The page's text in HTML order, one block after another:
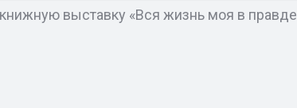
выставку «Вся жизнь моя в